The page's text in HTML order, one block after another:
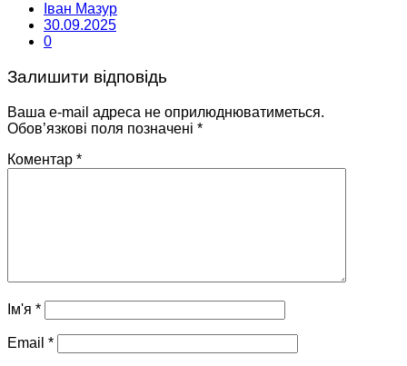
Іван Мазур
30.09.2025
0
Залишити відповідь
Ваша e-mail адреса не оприлюднюватиметься.
Обов’язкові поля позначені *
Коментар *
Ім'я *
Email *